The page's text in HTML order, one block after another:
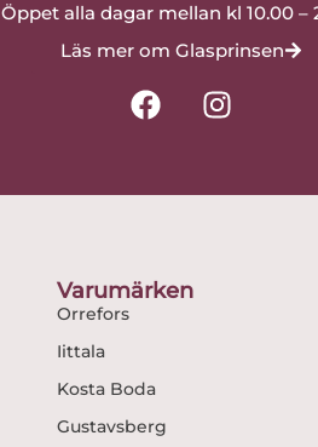
Öppet alla dagar mellan kl 10.00 –
Läs mer om Glasprinsen
F
a
k
I
n
Varumärken
Orrefors
Iittala
Kosta Boda
Gustavsberg